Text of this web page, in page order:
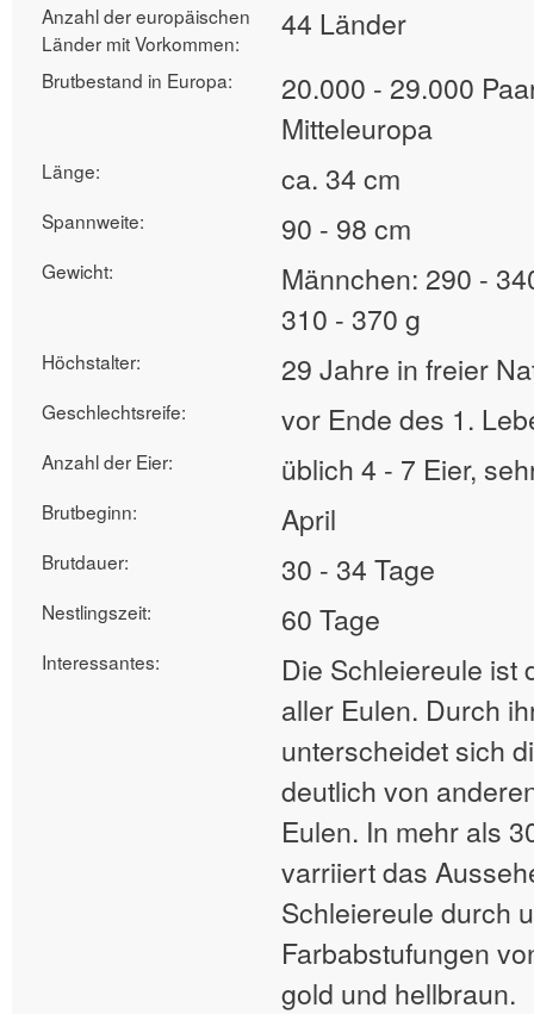
Anzahl der europäischen
Länder mit Vorkommen:
44 Länder
Brutbestand in Europa:
20.000 - 29.000
Mitteleuropa
Länge: ca. 34 cm
Spannweite: 90 - 98 cm
Gewicht:
Männchen: 290 -
310 - 370 g
Höchstalter: 29 Jahre in freier
Geschlechtsreife: vor Ende des 1.
Anzahl der Eier: üblich 4 - 7 Eier,
Brutbeginn: April
Brutdauer: 30 - 34 Tage
Nestlingszeit: 60 Tage
Interessantes:
Die Schleiereule ist
aller Eulen. Durch
unterscheidet sich
deutlich von
Eulen. In mehr als
varriiert das
Schleiereule durch
Farbabstufungen
gold und hellbraun.